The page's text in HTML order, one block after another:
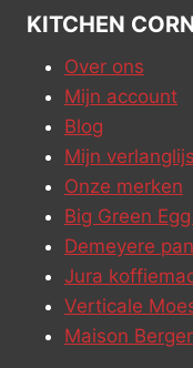
KITCHEN
Over ons
Mijn account
Blog
Mijn
Onze merken
Big Green
Demeyere
Jura
Verticale
Maison Berger